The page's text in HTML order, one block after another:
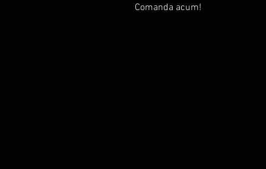
Comanda acum!